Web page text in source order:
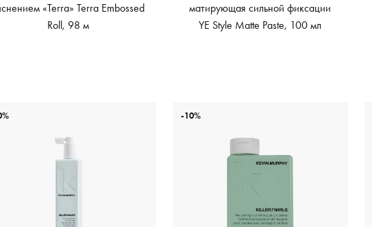
«Terra» Terra Embossed
Roll, 98 м
матирующая сильной фиксации
YE Style Matte Paste, 100 мл
-10%